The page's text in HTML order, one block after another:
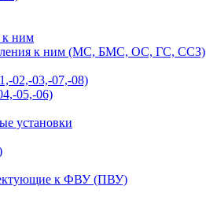
к ним
к ним (МС, БМС, ОС, ГС, ССЗ)
02,-03,-07,-08)
05,-06)
установки
к ФВУ (ПВУ)